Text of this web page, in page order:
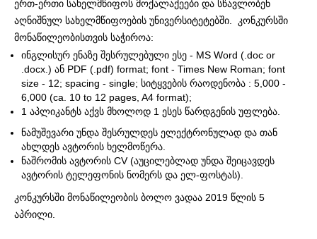
ერთ-ერთი სახელმწიფოს მოქალაქეები და სწავლობენ
აღნიშნულ სახელმწიფოების უნივერსიტეტებში. კონკურსში
მონაწილეობისთვის საჭიროა:
ინგლისურ ენაზე შესრულებული ესე - MS Word (.doc or
.docx.) ან PDF (.pdf) format; font - Times New Roman; font
size - 12; spacing - single; სიტყვების რაოდენობა : 5,000 -
6,000 (ca. 10 to 12 pages, A4 format);
1 აპლიკანტს აქვს მხოლოდ 1 ესეს წარდგენის უფლება.
ნამუშევარი უნდა შესრულდეს ელექტრონულად და თან
ახლდეს ავტორის ხელმოწერა.
ნაშრომის ავტორის CV (აუცილებლად უნდა შეიცავდეს
ავტორის ტელეფონის ნომერს და ელ-ფოსტას).
კონკურსში მონაწილეობის ბოლო ვადაა 2019 წლის 5
აპრილი.